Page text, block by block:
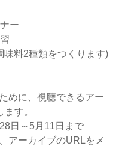
ー
種類をつくります)
めに、視聴できるアー
す。
日～5月11日まで
アーカイブのURLをメ